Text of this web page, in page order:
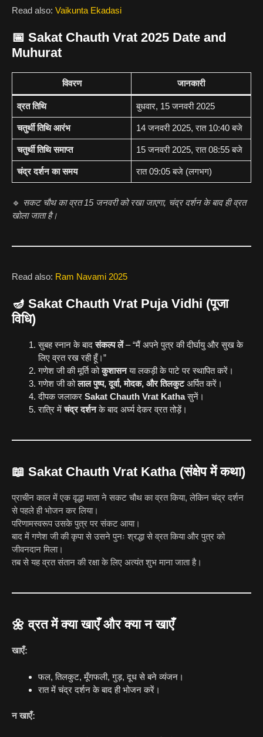
Read also: Vaikunta Ekadasi
📅 Sakat Chauth Vrat 2025 Date and
Muhurat
विवरण जानकारी
व्रत तिथि बुधवार, 15 जनवरी 2025
चतुर्थी तिथि आरंभ 14 जनवरी 2025, रात 10:40 बजे
चतुर्थी तिथि समाप्त 15 जनवरी 2025, रात 08:55 बजे
चंद्र दर्शन का समय रात 09:05 बजे (लगभग)
🔹 सकट चौथ का व्रत 15 जनवरी को रखा जाएगा, चंद्र दर्शन के बाद ही व्रत
खोला जाता है।
Read also: Ram Navami 2025
🪔 Sakat Chauth Vrat Puja Vidhi (पूजा
विधि)
सुबह स्नान के बादसंकल्प लें– “मैं अपने पुत्र की दीर्घायु और सुख के
लिए व्रत रख रही हूँ।”
गणेश जी की मूर्ति कोकुशासनया लकड़ी के पाटे पर स्थापित करें।
गणेश जी कोलाल पुष्प, दूर्वा, मोदक, और तिलकुटअर्पित करें।
दीपक जलाकर Sakat Chauth Vrat Kathaसुनें।
रात्रि मेंचंद्र दर्शनके बाद अर्घ्य देकर व्रत तोड़ें।
📖 Sakat Chauth Vrat Katha (संक्षेप में कथा)
प्राचीन काल में एक वृद्धा माता ने सकट चौथ का व्रत किया, लेकिन चंद्र दर्शन
से पहले ही भोजन कर लिया।
परिणामस्वरूप उसके पुत्र पर संकट आया।
बाद में गणेश जी की कृपा से उसने पुनः श्रद्धा से व्रत किया और पुत्र को
जीवनदान मिला।
तब से यह व्रत संतान की रक्षा के लिए अत्यंत शुभ माना जाता है।
🌼 व्रत में क्या खाएँ और क्या न खाएँ
खाएँ:
फल, तिलकुट, मूँगफली, गुड़, दूध से बने व्यंजन।
रात में चंद्र दर्शन के बाद ही भोजन करें।
न खाएँ: